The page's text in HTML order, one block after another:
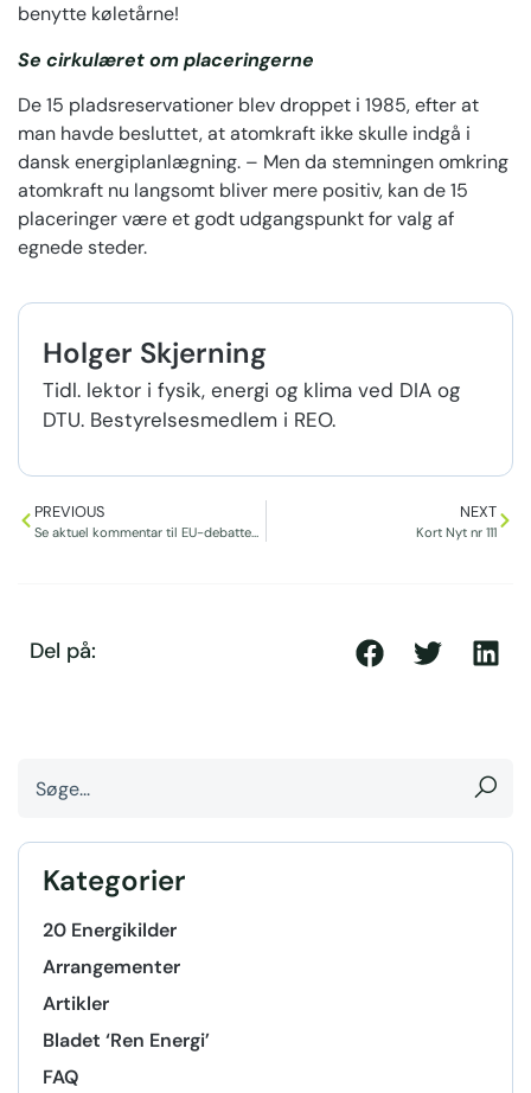
benytte køletårne!
Se cirkulæret om placeringerne
De 15 pladsreservationer blev droppet i 1985, efter at
man havde besluttet, at atomkraft ikke skulle indgå i
dansk energiplanlægning. – Men da stemningen omkring
atomkraft nu langsomt bliver mere positiv, kan de 15
placeringer være et godt udgangspunkt for valg af
egnede steder.
Holger Skjerning
Tidl. lektor i fysik, energi og klima ved DIA og
DTU. Bestyrelsesmedlem i REO.
PREVIOUS
Se aktuel kommentar til EU-debatten om grøn atomkraft
NEXT
Kort Nyt nr 111
Del på:
Kategorier
20 Energikilder
Arrangementer
Artikler
Bladet ‘Ren Energi’
FAQ